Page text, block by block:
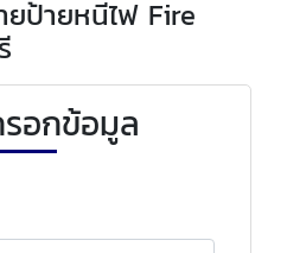
ป้ายหนีไฟ Fire
อกข้อมูล